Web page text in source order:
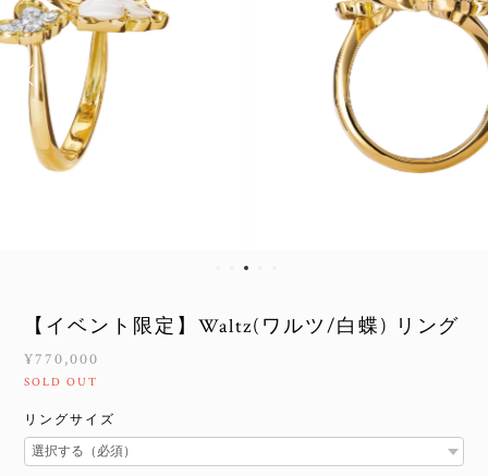
【イベント限定】Waltz(ワルツ/白蝶) リング
¥770,000
SOLD OUT
リングサイズ